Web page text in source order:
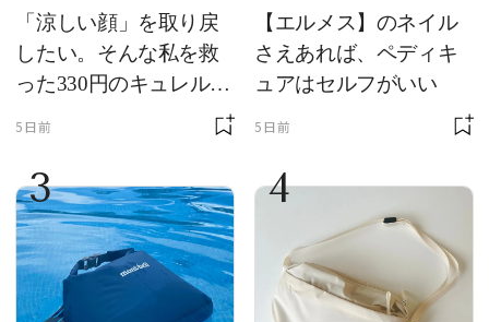
「涼しい顔」を取り戻
したい。そんな私を救
った330円のキュレル名
5日前
【エルメス】のネイル
さえあれば、ペディキ
ュアはセルフがいい
5日前
3 4